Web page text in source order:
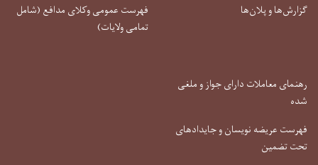
گزارش‌ها و پلان‌ها
فهرست عمومی وکلای مدافع (شامل
تمامی ولایات)
رهنمای معاملات دارای جواز و ملغی
شده
فهرست عریضه نویسان و جایدادهای
تحت تضمین